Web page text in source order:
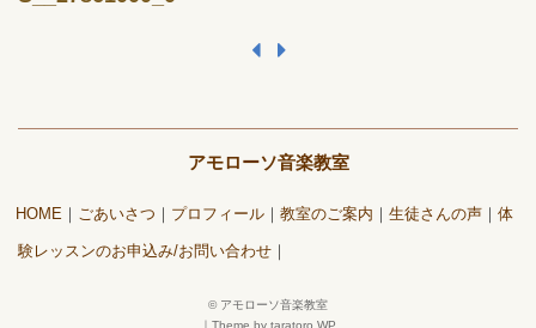
アモローソ音楽教室
HOME ごあいさつ プロフィール 教室のご案内 生徒さんの声 体
験レッスンのお申込み/お問い合わせ
© アモローソ音楽教室